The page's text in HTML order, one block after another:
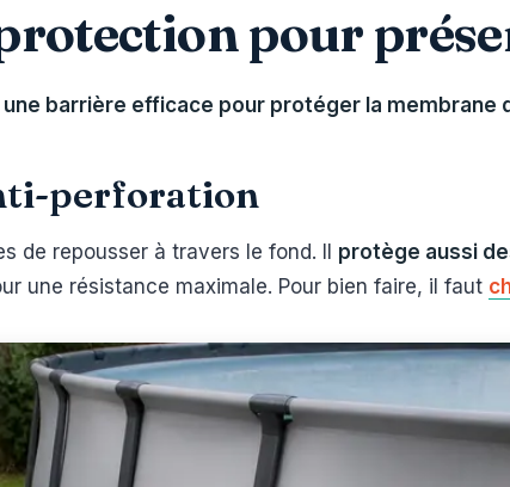
pour
barrière efficace pour protéger la membrane
perforation
de repousser à travers le fond. Il protège aussi
une résistance maximale. Pour bien faire, il faut